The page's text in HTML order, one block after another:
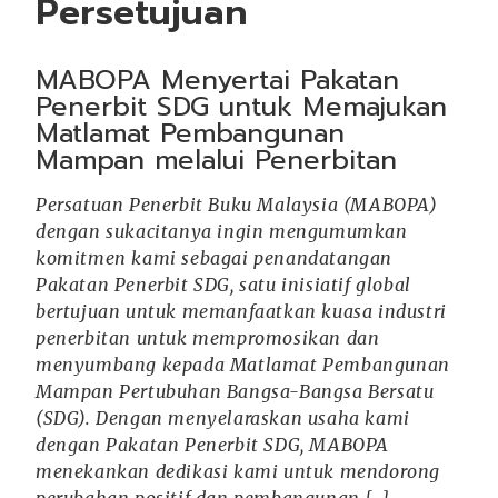
Persetujuan
MABOPA Menyertai Pakatan
Penerbit SDG untuk Memajukan
Matlamat Pembangunan
Mampan melalui Penerbitan
Persatuan Penerbit Buku Malaysia (MABOPA)
dengan sukacitanya ingin mengumumkan
komitmen kami sebagai penandatangan
Pakatan Penerbit SDG, satu inisiatif global
bertujuan untuk memanfaatkan kuasa industri
penerbitan untuk mempromosikan dan
menyumbang kepada Matlamat Pembangunan
Mampan Pertubuhan Bangsa-Bangsa Bersatu
(SDG). Dengan menyelaraskan usaha kami
dengan Pakatan Penerbit SDG, MABOPA
menekankan dedikasi kami untuk mendorong